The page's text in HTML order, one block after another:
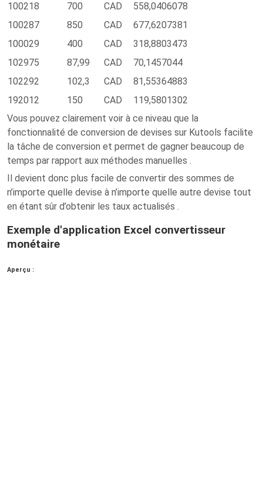
100218
700 CAD
558,0406078
100287
850 CAD
677,6207381
100029
400 CAD
318,8803473
102975
87,99 CAD
70,1457044
102292
102,3 CAD
81,55364883
192012
150 CAD
119,5801302
Vous pouvez clairement voir à ce niveau que la
fonctionnalité de conversion de devises sur Kutools facilite
la tâche de conversion et permet de gagner beaucoup de
temps par rapport aux méthodes manuelles .
Il devient donc plus facile de convertir des sommes de
n’importe quelle devise à n’importe quelle autre devise tout
en étant sûr d’obtenir les taux actualisés .
Exemple d'application Excel convertisseur
monétaire
Aperçu :